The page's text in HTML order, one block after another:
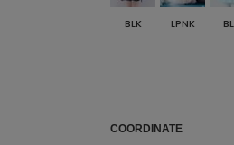
BLK LPNK
COORDINATE